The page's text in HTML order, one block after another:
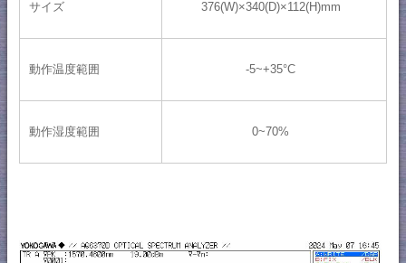
サイズ 376(W)×340(D)×112(H)mm
動作温度範囲 -5~+35°C
動作湿度範囲 0~70%